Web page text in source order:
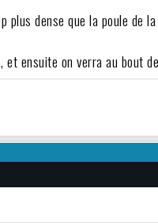
plus dense que la poule de
ensuite on verra au bout